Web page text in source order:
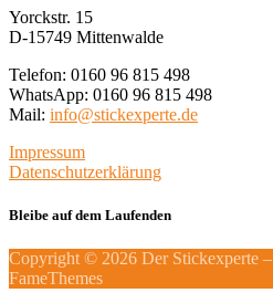
Yorckstr. 15
D-15749 Mittenwalde
Telefon: 0160 96 815 498
WhatsApp: 0160 96 815 498
Mail: info@stickexperte.de
Impressum
Datenschutzerklärung
Bleibe auf dem Laufenden
Copyright © 2026 Der Stickexperte –
FameThemes